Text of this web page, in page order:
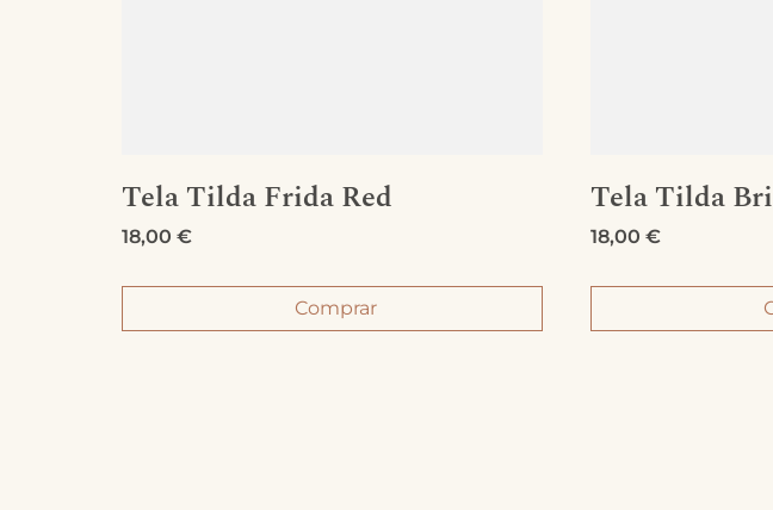
Tela Tilda Frida Red
18,00 €
Comprar
Tela Tilda
18,00 €